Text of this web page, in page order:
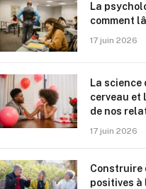
La
comment
17 juin 2026
La science
cerveau et
de nos
17 juin 2026
Construire
positives à